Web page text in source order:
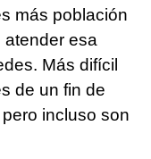
más población
atender esa
Más difícil
de un fin de
incluso son